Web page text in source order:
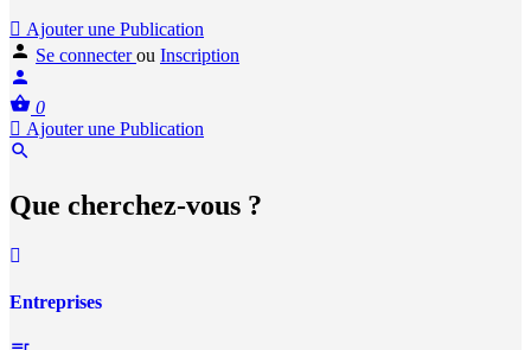
Ajouter une Publication
Se connecterou Inscription
0
Ajouter une Publication
Que cherchez-vous ?
Entreprises